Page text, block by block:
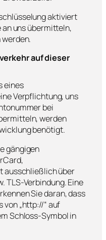
aktiviert
an uns übermitteln,
auf dieser
eines
Verpflichtung, uns
bei
werden
benötigt.
gängigen
ausschließlich über
TLS-Verbindung. Eine
Sie daran, dass
von „http://“ auf
Schloss-Symbol in